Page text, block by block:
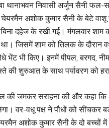
थानाभवन निवासी अर्जुन सैनी
अशोक कुमार सैनी के बेटे
बिना दहेज के रखी गई। मंगलवार
जिसमें शाम को तिलक के दौरान
भेंट भी किए। इनमें पीपल, बरगद,
की शुरुआत के साथ पर्यावरण को
की जमकर सराहना की और कहा कि
वर-वधू पक्ष ने पौधों को सींचकर
अशोक कुमार सैनी के दो बच्चों